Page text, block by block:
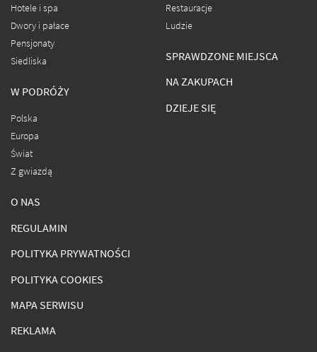
Hotele i spa
Dwory i pałace
Pensjonaty
Siedliska
W PODRÓŻY
Polska
Europa
Świat
Z gwiazdą
Restauracje
Ludzie
SPRAWDZONE MIEJSCA
NA ZAKUPACH
DZIEJE SIĘ
O NAS
REGULAMIN
POLITYKA PRYWATNOŚCI
POLITYKA COOKIES
MAPA SERWISU
REKLAMA